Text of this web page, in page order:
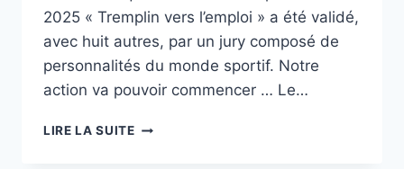
2025 « Tremplin vers l’emploi » a été validé,
avec huit autres, par un jury composé de
personnalités du monde sportif. Notre
action va pouvoir commencer … Le…
LIRE LA SUITETREMPLIN